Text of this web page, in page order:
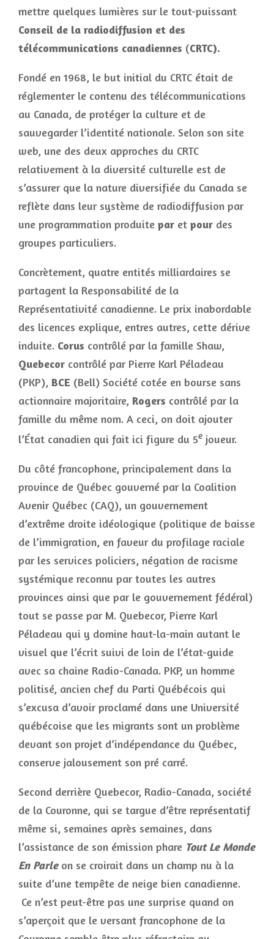
mettre quelques lumières sur le tout-puissant
Conseil de la radiodiffusion et des
télécommunications canadiennes (CRTC).
Fondé en 1968, le but initial du CRTC était de
réglementer le contenu des télécommunications
au Canada, de protéger la culture et de
sauvegarder l’identité nationale. Selon son site
web, une des deux approches du CRTC
relativement à la diversité culturelle est de
s’assurer que la nature diversifiée du Canada se
reflète dans leur système de radiodiffusion par
une programmation produite par et pour des
groupes particuliers.
Concrètement, quatre entités milliardaires se
partagent la Responsabilité de la
Représentativité canadienne. Le prix inabordable
des licences explique, entres autres, cette dérive
induite. Corus contrôlé par la famille Shaw,
Quebecor contrôlé par Pierre Karl Péladeau
(PKP), BCE (Bell) Société cotée en bourse sans
actionnaire majoritaire, Rogers contrôlé par la
famille du même nom. A ceci, on doit ajouter
l’État canadien qui fait ici figure du 5e joueur.
Du côté francophone, principalement dans la
province de Québec gouverné par la Coalition
Avenir Québec (CAQ), un gouvernement
d’extrême droite idéologique (politique de baisse
de l’immigration, en faveur du profilage raciale
par les services policiers, négation de racisme
systémique reconnu par toutes les autres
provinces ainsi que par le gouvernement fédéral)
tout se passe par M. Quebecor, Pierre Karl
Péladeau qui y domine haut-la-main autant le
visuel que l’écrit suivi de loin de l’état-guide
avec sa chaine Radio-Canada. PKP, un homme
politisé, ancien chef du Parti Québécois qui
s’excusa d’avoir proclamé dans une Université
québécoise que les migrants sont un problème
devant son projet d’indépendance du Québec,
conserve jalousement son pré carré.
Second derrière Quebecor, Radio-Canada, société
de la Couronne, qui se targue d’être représentatif
même si, semaines après semaines, dans
l’assistance de son émission phare Tout Le Monde
En Parleon se croirait dans un champ nu à la
suite d’une tempête de neige bien canadienne.
Ce n’est peut-être pas une surprise quand on
s’aperçoit que le versant francophone de la